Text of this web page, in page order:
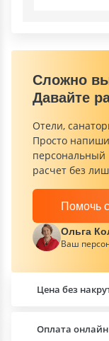
Сложно
Давайте
Отели,
Просто
персональный
расчет без
Помочь
Ольга
Ваш
Цена без
Оплата онлайн